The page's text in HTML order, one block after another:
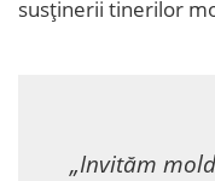
susținerii tinerilor
„Invităm